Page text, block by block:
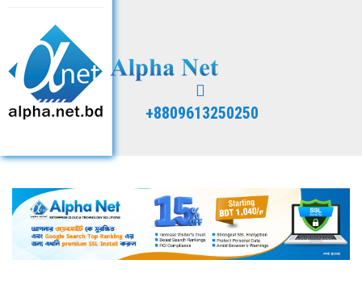
+8809613250250